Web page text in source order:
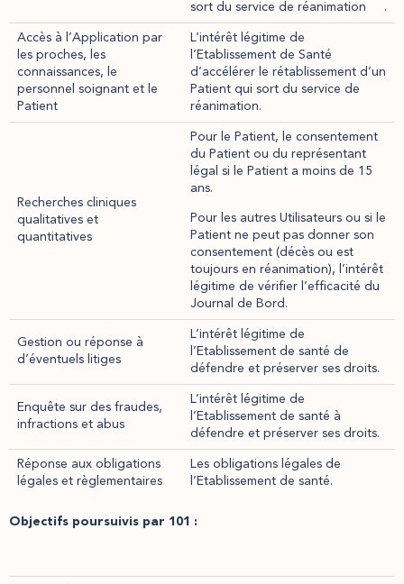
sort du service de réanimation .
Accès à l’Application par
les proches, les
connaissances, le
personnel soignant et le
Patient
L’intérêt légitime de
l’Etablissement de Santé
d’accélérer le rétablissement d’un
Patient qui sort du service de
réanimation.
Recherches cliniques
qualitatives et
quantitatives
Pour le Patient, le consentement
du Patient ou du représentant
légal si le Patient a moins de 15
ans.
Pour les autres Utilisateurs ou si le
Patient ne peut pas donner son
consentement (décès ou est
toujours en réanimation), l’intérêt
légitime de vérifier l’efficacité du
Journal de Bord.
Gestion ou réponse à
d’éventuels litiges
L’intérêt légitime de
l’Etablissement de santé de
défendre et préserver ses droits.
Enquête sur des fraudes,
infractions et abus
L’intérêt légitime de
l’Etablissement de santé à
défendre et préserver ses droits.
Réponse aux obligations
légales et règlementaires
Les obligations légales de
l’Etablissement de santé.
Objectifs poursuivis par 101 :